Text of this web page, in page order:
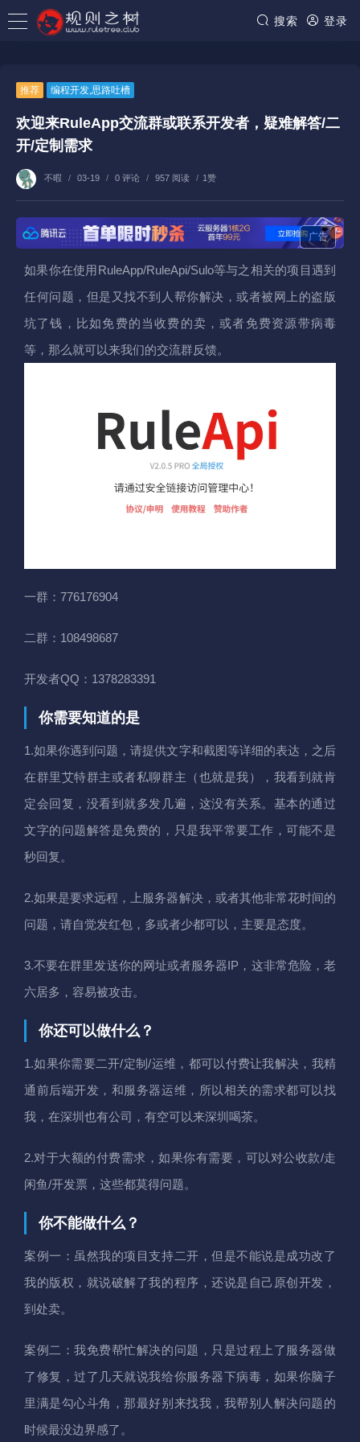
搜索 登录
推荐 编程开发,思路吐槽
欢迎来RuleApp交流群或联系开发者，疑难解答/二
开/定制需求
不暇 / 03-19 / 0 评论 / 957 阅读 / 1赞
广告
如果你在使用RuleApp/RuleApi/Sulo等与之相关的项目遇到
任何问题，但是又找不到人帮你解决，或者被网上的盗版
坑了钱，比如免费的当收费的卖，或者免费资源带病毒
等，那么就可以来我们的交流群反馈。
一群：776176904
二群：108498687
开发者QQ：1378283391
你需要知道的是
1.如果你遇到问题，请提供文字和截图等详细的表达，之后
在群里艾特群主或者私聊群主（也就是我），我看到就肯
定会回复，没看到就多发几遍，这没有关系。基本的通过
文字的问题解答是免费的，只是我平常要工作，可能不是
秒回复。
2.如果是要求远程，上服务器解决，或者其他非常花时间的
问题，请自觉发红包，多或者少都可以，主要是态度。
3.不要在群里发送你的网址或者服务器IP，这非常危险，老
六居多，容易被攻击。
你还可以做什么？
1.如果你需要二开/定制/运维，都可以付费让我解决，我精
通前后端开发，和服务器运维，所以相关的需求都可以找
我，在深圳也有公司，有空可以来深圳喝茶。
2.对于大额的付费需求，如果你有需要，可以对公收款/走
闲鱼/开发票，这些都莫得问题。
你不能做什么？
案例一：虽然我的项目支持二开，但是不能说是成功改了
我的版权，就说破解了我的程序，还说是自己原创开发，
到处卖。
案例二：我免费帮忙解决的问题，只是过程上了服务器做
了修复，过了几天就说我给你服务器下病毒，如果你脑子
里满是勾心斗角，那最好别来找我，我帮别人解决问题的
时候最没边界感了。